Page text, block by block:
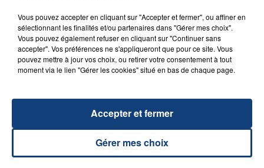
20 juillet 2026
UNE ADOLESCENTE DEVANT SE FAIRE
OPÉRER DE LA CHEVILLE RESSORT DE LA...
La famille a porté plainte contre la clinique qui a
reconnu sa responsabilité et présenté ses
Vous pouvez accepter en cliquant sur "Accepter et fermer", ou affiner en
sélectionnant les finalités et/ou partenaires dans "Gérer mes choix".
Vous pouvez également refuser en cliquant sur "Continuer sans
accepter". Vos préférences ne s'appliqueront que pour ce site. Vous
pouvez mettre à jour vos choix, ou retirer votre consentement à tout
moment via le lien "Gérer les cookies" situé en bas de chaque page.
Gérer mes choix
Accepter et fermer